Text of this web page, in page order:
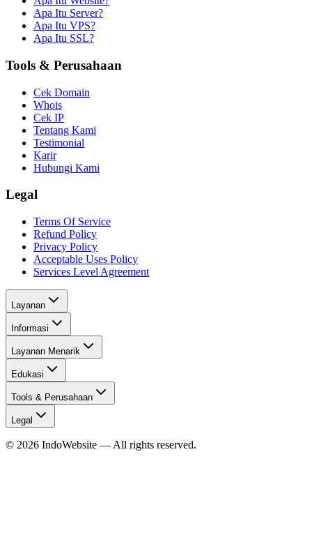
Apa Itu Server?
Apa Itu VPS?
Apa Itu SSL?
Tools & Perusahaan
Cek Domain
Whois
Cek IP
Tentang Kami
Testimonial
Karir
Hubungi Kami
Legal
Terms Of Service
Refund Policy
Privacy Policy
Acceptable Uses Policy
Services Level Agreement
Layanan
Informasi
Layanan Menarik
Edukasi
Tools & Perusahaan
Legal
© 2026 IndoWebsite — All rights reserved.